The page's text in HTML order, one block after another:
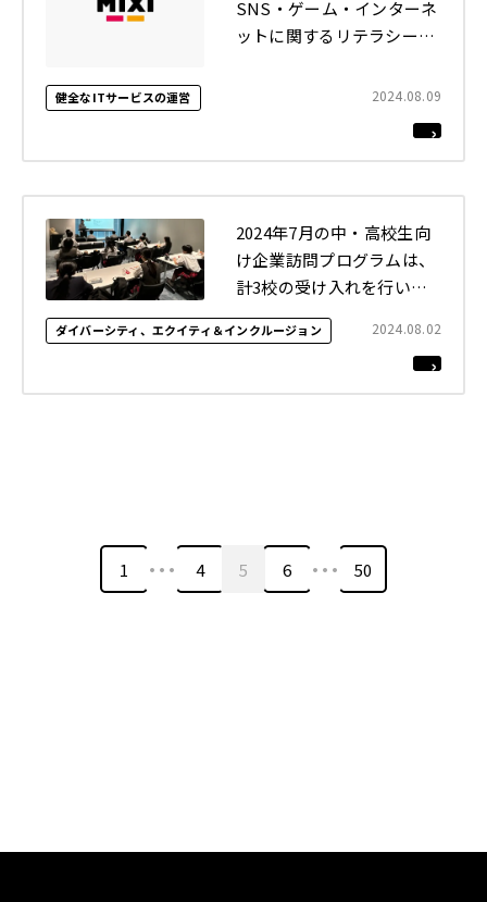
健全なITサービスの運営 2024.08.09
SNS・ゲーム・インターネ
ットに関するリテラシー講
ダイバーシティ、エクイティ＆インクルージョン 2024.08.02
2024年7月の中・高校生向
け企業訪問プログラムは、
計3校の受け入れを行いま
した
1 … 4 5 6 … 50